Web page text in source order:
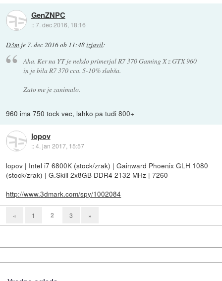
GenZNPC
::7. dec 2016, 18:16
D3m je 7. dec 2016 ob 11:48izjavil:
Aha. Ker na YT je nekdo primerjal R7 370 Gaming X z GTX 960
in je bila R7 370 cca. 5-10% slabša.
Zato me je zanimalo.
960 ima 750 tock vec, lahko pa tudi 800+
lopov
::4. jan 2017, 15:57
lopov | Intel i7 6800K (stock/zrak) | Gainward Phoenix GLH 1080
(stock/zrak) | G.Skill 2x8GB DDR4 2132 MHz | 7260
http://www.3dmark.com/spy/1002084
« 1 2 3 »